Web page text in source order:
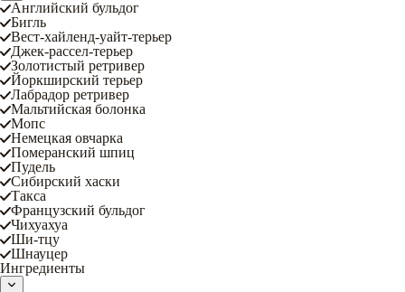
Английский бульдог
Бигль
Вест-хайленд-уайт-терьер
Джек-рассел-терьер
Золотистый ретривер
Йоркширский терьер
Лабрадор ретривер
Мальтийская болонка
Мопс
Немецкая овчарка
Померанский шпиц
Пудель
Сибирский хаски
Такса
Французский бульдог
Чихуахуа
Ши-тцу
Шнауцер
Ингредиенты